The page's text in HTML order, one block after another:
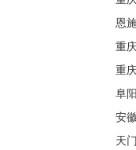
恩
重
重
阜
安
天